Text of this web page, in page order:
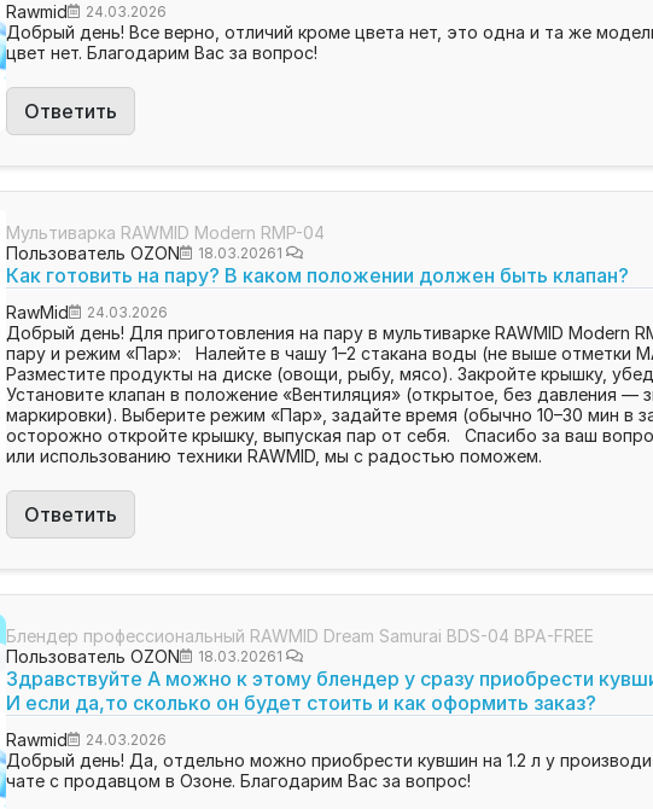
Rawmid 24.03.2026
Добрый день! Все верно, отличий кроме цвета нет, это одна и та же
цвет нет. Благодарим Вас за вопрос!
Ответить
Мультиварка RAWMID Modern RMP-04
Пользователь OZON
18.03.20261
Как готовить на пару? В каком положении должен быть клапан?
RawMid 24.03.2026
Добрый день! Для приготовления на пару в мультиварке RAWMID Modern
пару и режим «Пар»: Налейте в чашу 1–2 стакана воды (не выше отметки
Разместите продукты на диске (овощи, рыбу, мясо). Закройте крышку,
Установите клапан в положение «Вентиляция» (открытое, без давления —
маркировки). Выберите режим «Пар», задайте время (обычно 10–30 мин в
осторожно откройте крышку, выпуская пар от себя. Спасибо за ваш
или использованию техники RAWMID, мы с радостью поможем.
Ответить
Блендер профессиональный RAWMID Dream Samurai BDS-04 BPA-FREE
Пользователь OZON
18.03.20261
Здравствуйте А можно к этому блендер у сразу приобрести
И если да,то сколько он будет стоить и как оформить заказ?
Rawmid 24.03.2026
Добрый день! Да, отдельно можно приобрести кувшин на 1.2 л у
чате с продавцом в Озоне. Благодарим Вас за вопрос!